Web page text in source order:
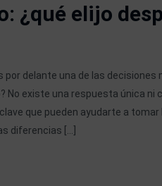
¿qué elijo
por delante una de las
No existe una respuesta única ni
que pueden ayudarte a
diferencias […]